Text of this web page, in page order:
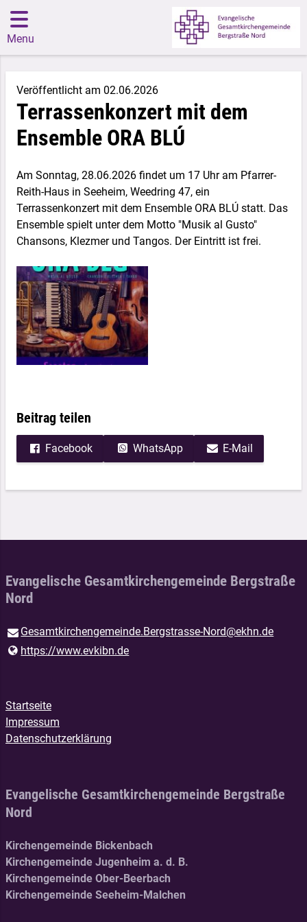
Menu
Veröffentlicht am 02.06.2026
Terrassenkonzert mit dem
Ensemble ORA BLÚ
Am Sonntag, 28.06.2026 findet um 17 Uhr am Pfarrer-
Reith-Haus in Seeheim, Weedring 47, ein
Terrassenkonzert mit dem Ensemble ORA BLÚ statt. Das
Ensemble spielt unter dem Motto "Musik al Gusto"
Chansons, Klezmer und Tangos. Der Eintritt ist frei.
Beitrag teilen
Facebook WhatsApp E-Mail
Evangelische Gesamtkirchengemeinde Bergstraße
Nord
Gesamtkirchengemeinde.​Bergstrasse-Nord@​ekhn.​de
https://www.​evkibn.​de
Startseite
Impressum
Datenschutzerklärung
Evangelische Gesamtkirchengemeinde Bergstraße
Nord
Kirchengemeinde Bickenbach
Kirchengemeinde Jugenheim a. d. B.
Kirchengemeinde Ober-Beerbach
Kirchengemeinde Seeheim-Malchen